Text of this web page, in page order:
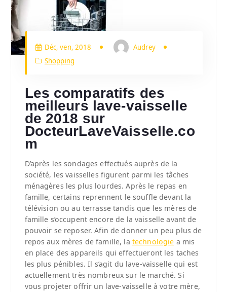
Déc, ven, 2018
Audrey
Shopping
Les comparatifs des
meilleurs lave-vaisselle
de 2018 sur
DocteurLaveVaisselle.co
m
D’après les sondages effectués auprès de la
société, les vaisselles figurent parmi les tâches
ménagères les plus lourdes. Après le repas en
famille, certains reprennent le souffle devant la
télévision ou au terrasse tandis que les mères de
famille s’occupent encore de la vaisselle avant de
pouvoir se reposer. Afin de donner un peu plus de
repos aux mères de famille, la technologie a mis
en place des appareils qui effectueront les taches
les plus pénibles. Il s’agit du lave-vaisselle qui est
actuellement très nombreux sur le marché. Si
vous projeter offrir un lave-vaisselle à votre mère,